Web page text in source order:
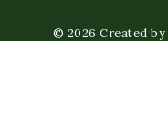
© 2026 Created by